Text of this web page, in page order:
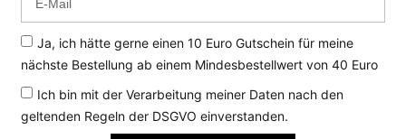
Ja, ich hätte gerne einen 10 Euro Gutschein für meine
nächste Bestellung ab einem Mindesbestellwert von 40 Euro
Ich bin mit der Verarbeitung meiner Daten nach den
geltenden Regeln der DSGVO einverstanden.